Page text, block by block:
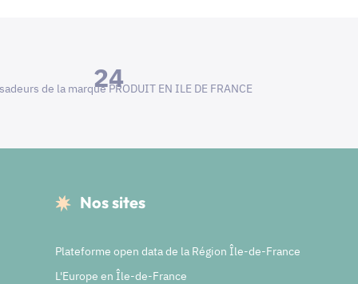
24
de la marque PRODUIT EN ILE DE FRANCE
Nos sites
Plateforme open data de la Région Île-de-France
L'Europe en Île-de-France